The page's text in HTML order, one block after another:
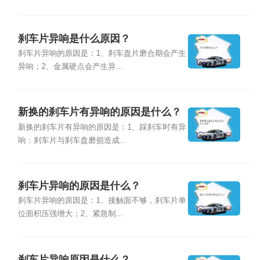
刹车片异响是什么原因？
刹车片异响的原因是：1、刹车盘片磨合期会产生
异响；2、金属硬点会产生异...
新换的刹车片有异响的原因是什么？
新换的刹车片有异响的原因是：1、踩刹车时有异
响：刹车片与刹车盘磨损造成...
刹车片异响的原因是什么？
刹车片异响的原因是：1、接触面不够，刹车片单
位面积压强增大；2、紧急制...